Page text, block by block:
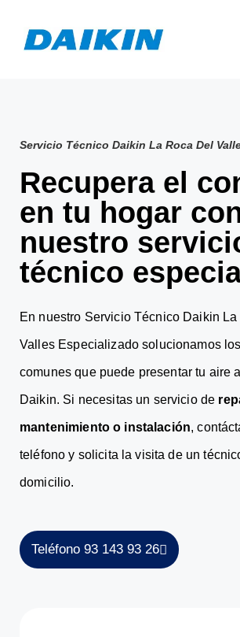
Servicio Técnico Daikin La Roca Del
Recupera el
en tu hogar
nuestro
técnico
En nuestro Servicio Técnico Daikin La
Valles Especializado solucionamos
comunes que puede presentar tu aire
Daikin. Si necesitas un servicio de
mantenimiento o instalación,
teléfono y solicita la visita de un
domicilio.
Teléfono 93 143 93 26